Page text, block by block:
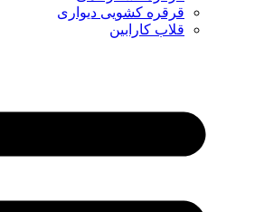
قرقره کشویی دیواری
قلاب کارابین